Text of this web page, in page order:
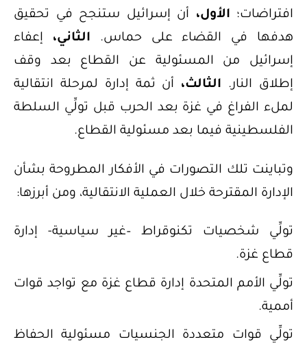
افتراضات؛ الأول،أن إسرائيل ستنجح في تحقيق
هدفها في القضاء على حماس.
الثاني،إعفاء
إسرائيل من المسئولية عن القطاع بعد وقف
إطلاق النار. الثالث،أن ثمة إدارة لمرحلة انتقالية
لملء الفراغ في غزة بعد الحرب قبل تولِّي السلطة
الفلسطينية فيما بعد مسئولية القطاع.
وتباينت تلك التصورات في الأفكار المطروحة بشأن
الإدارة المقترحة خلال العملية الانتقالية، ومن أبرزها:
تولِّي شخصيات تكنوقراط –غير سياسية- إدارة
قطاع غزة.
تولِّي الأمم المتحدة إدارة قطاع غزة مع تواجد قوات
أممية.
تولِّي قوات متعددة الجنسيات مسئولية الحفاظ